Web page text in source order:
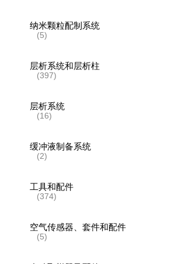
纳米颗粒配制系统
(5)
层析系统和层析柱
(397)
层析系统
(16)
缓冲液制备系统
(2)
工具和配件
(374)
空气传感器、套件和配件
(5)